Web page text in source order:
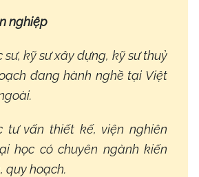
nghiệp
sư, kỹ sư xây dựng, kỹ sư thuỷ
đang hành nghề tại Việt
tư vấn thiết kế, viện nghiên
học có chuyên ngành kiến
quy hoạch.